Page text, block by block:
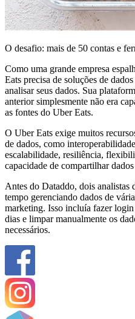
O desafio: mais de 50 contas e
Como uma grande empresa
Eats precisa de soluções de
analisar seus dados. Sua
anterior simplesmente não era
as fontes do Uber Eats.
O Uber Eats exige muitos
de dados, como
escalabilidade, resiliência,
capacidade de compartilhar
Antes do Dataddo, dois analistas
tempo gerenciando dados de
marketing. Isso incluía fazer
dias e limpar manualmente os
necessários.